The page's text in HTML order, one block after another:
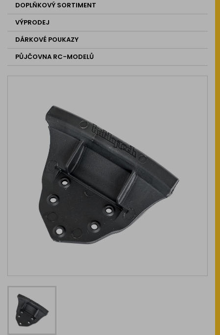
DOPLŇKOVÝ SORTIMENT
VÝPRODEJ
DÁRKOVÉ POUKAZY
PŮJČOVNA RC-MODELŮ